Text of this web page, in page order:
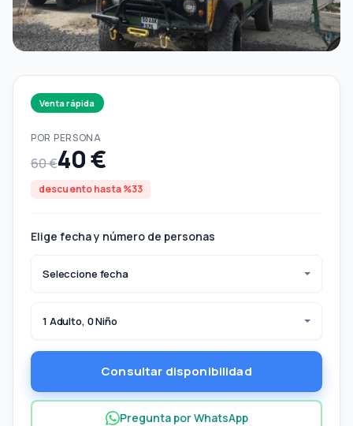
Venta rápida
POR PERSONA
60 €40 €
descuento hasta %33
Elige fecha y número de personas
Seleccione fecha
1 Adulto, 0 Niño
Consultar disponibilidad
Pregunta por WhatsApp